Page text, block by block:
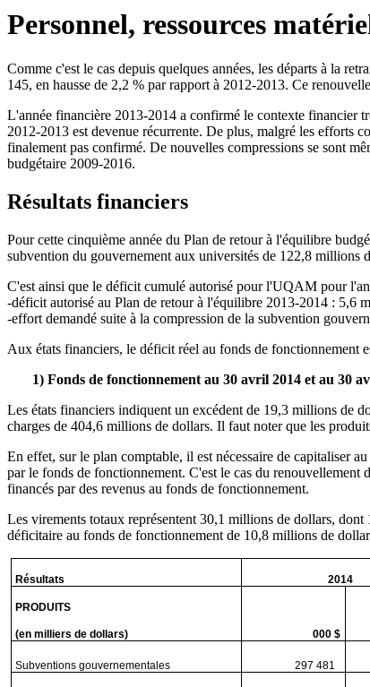
Personnel, ressources
Comme c'est le cas depuis quelques années, les départs à la
145, en hausse de 2,2 % par rapport à 2012-2013. Ce
L'année financière 2013-2014 a confirmé le contexte financier
2012-2013 est devenue récurrente. De plus, malgré les efforts
finalement pas confirmé. De nouvelles compressions se sont
budgétaire 2009-2016.
Résultats financiers
Pour cette cinquième année du Plan de retour à l'équilibre
subvention du gouvernement aux universités de 122,8
C'est ainsi que le déficit cumulé autorisé pour l'UQAM pour
-déficit autorisé au Plan de retour à l'équilibre 2013-2014 : 5,6
-effort demandé suite à la compression de la subvention
Aux états financiers, le déficit réel au fonds de fonctionnement
1) Fonds de fonctionnement au 30 avril 2014 et au 30
Les états financiers indiquent un excédent de 19,3 millions de
charges de 404,6 millions de dollars. Il faut noter que les
En effet, sur le plan comptable, il est nécessaire de capitaliser
par le fonds de fonctionnement. C'est le cas du
financés par des revenus au fonds de fonctionnement.
Les virements totaux représentent 30,1 millions de dollars,
déficitaire au fonds de fonctionnement de 10,8 millions de
Résultats 2014
PRODUITS
000 $
(en milliers de dollars)
Subventions gouvernementales 297 481